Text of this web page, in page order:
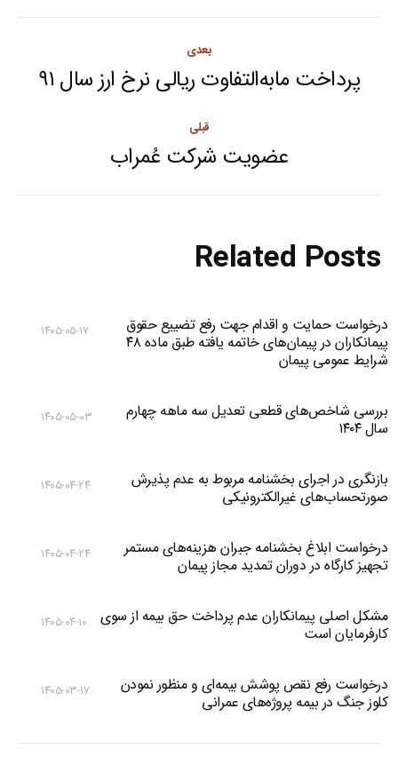
navigation
قبلی
Previous
عضویت شرکت عُمراب
بعدی
Next
پرداخت مابه‌التفاوت ریالی نرخ ارز سال ۹۱
Related Posts
درخواست حمایت و اقدام جهت رفع تضییع حقوق
پیمانکاران در پیمان‌های خاتمه یافته طبق ماده ۴۸
شرایط عمومی پیمان
۱۴۰۵-۰۵-۱۷
بررسی شاخص‌های قطعی تعدیل سه ماهه چهارم
سال ۱۴۰۴
۱۴۰۵-۰۵-۰۳
بازنگری در اجرای بخشنامه مربوط به عدم پذیرش
صورتحساب‌های غیرالکترونیکی
۱۴۰۵-۰۴-۲۴
درخواست ابلاغ بخشنامه جبران هزینه‌های مستمر
تجهیز کارگاه در دوران تمدید مجاز پیمان
۱۴۰۵-۰۴-۲۴
مشکل اصلی پیمانکاران عدم پرداخت حق بیمه از سوی
کارفرمایان است
۱۴۰۵-۰۴-۱۰
درخواست رفع نقص پوشش بیمه‌ای و منظور نمودن
کلوز جنگ در بیمه پروژه‌های عمرانی
۱۴۰۵-۰۳-۱۷